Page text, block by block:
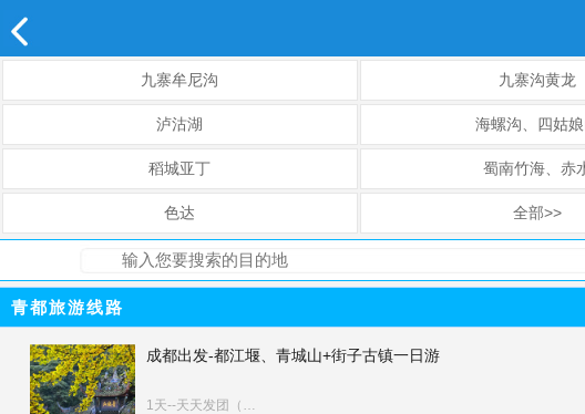
九寨牟尼沟 九寨沟黄龙
泸沽湖 海螺沟、四姑
稻城亚丁 蜀南竹海、赤
色达 全部>>
青都旅游线路
成都出发-都江堰、青城山+街子古镇一日游
1天--天天发团（冬季发团）